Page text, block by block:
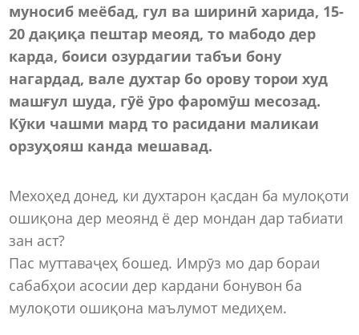
муносиб меёбад, гул ва ширинӣ харида, 15-
20 дақиқа пештар меояд, то мабодо дер
карда, боиси озурдагии табъи бону
нагардад, вале духтар бо орову торои худ
машғул шуда, гӯё ӯро фаромӯш месозад.
Кӯки чашми мард то расидани маликаи
орзуҳояш канда мешавад.
Мехоҳед донед, ки духтарон қасдан ба мулоқоти
ошиқона дер меоянд ё дер мондан дар табиати
зан аст?
Пас муттаваҷеҳ бошед. Имрӯз мо дар бораи
сабабҳои асосии дер кардани бонувон ба
мулоқоти ошиқона маълумот медиҳем.